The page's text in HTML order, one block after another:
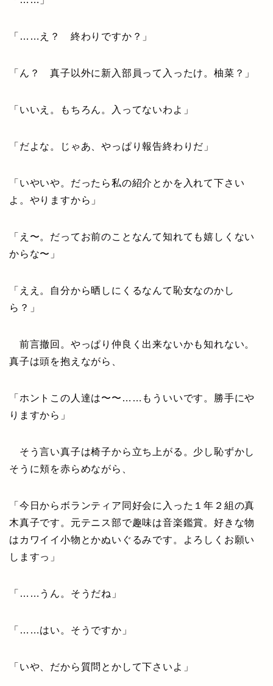
「……え？ 終わりですか？」
「ん？ 真子以外に新入部員って入ったけ。柚菜？」
「いいえ。もちろん。入ってないわよ」
「だよな。じゃあ、やっぱり報告終わりだ」
「いやいや。だったら私の紹介とかを入れて下さい
よ。やりますから」
「え〜。だってお前のことなんて知れても嬉しくない
からな〜」
「ええ。自分から晒しにくるなんて恥女なのかし
ら？」
前言撤回。やっぱり仲良く出来ないかも知れない。
真子は頭を抱えながら、
「ホントこの人達は〜〜……もういいです。勝手にや
りますから」
そう言い真子は椅子から立ち上がる。少し恥ずかし
そうに頬を赤らめながら、
「今日からボランティア同好会に入った１年２組の真
木真子です。元テニス部で趣味は音楽鑑賞。好きな物
はカワイイ小物とかぬいぐるみです。よろしくお願い
しますっ」
「……うん。そうだね」
「……はい。そうですか」
「いや、だから質問とかして下さいよ」